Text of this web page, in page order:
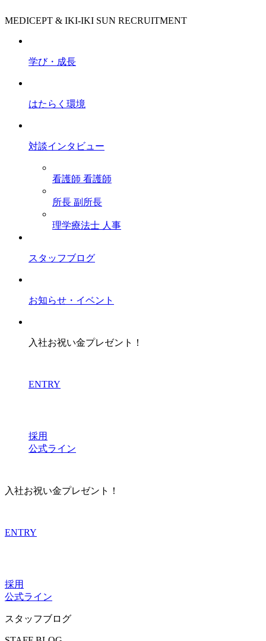
MEDICEPT & IKI-IKI SUN RECRUITMENT
学び・成長
はたらく環境
対談インタビュー
看護師 看護師
所長 副所長
理学療法士 人事
スタッフブログ
お知らせ・イベント
入社お祝い金プレゼント！
ENTRY
採用
公式ライン
入社お祝い金プレゼント！
ENTRY
採用
公式ライン
スタッフブログ